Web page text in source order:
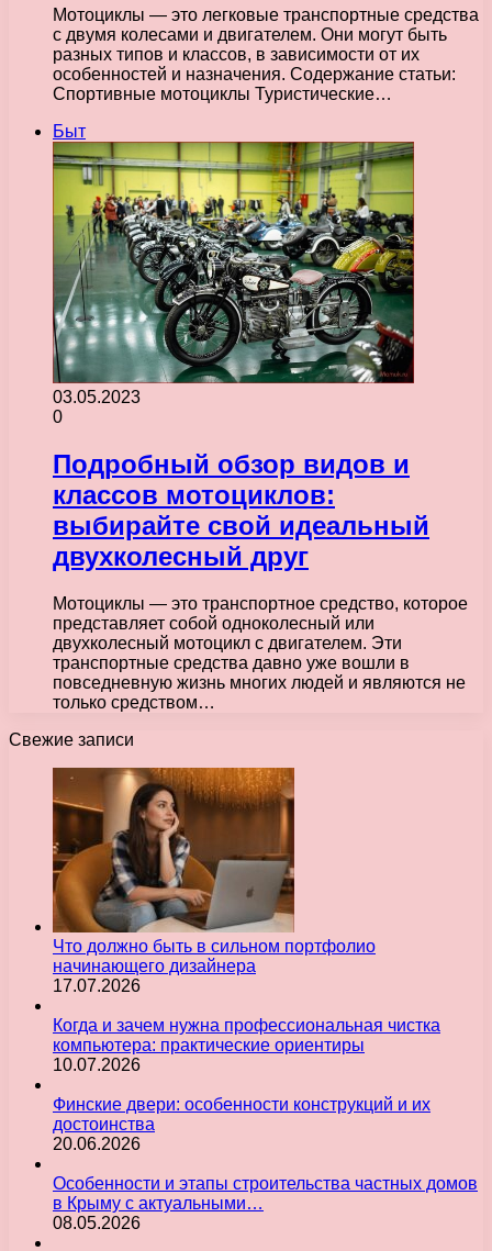
Мотоциклы — это легковые транспортные средства
с двумя колесами и двигателем. Они могут быть
разных типов и классов, в зависимости от их
особенностей и назначения. Содержание статьи:
Спортивные мотоциклы Туристические…
Быт
03.05.2023
0
Подробный обзор видов и
классов мотоциклов:
выбирайте свой идеальный
двухколесный друг
Мотоциклы — это транспортное средство, которое
представляет собой одноколесный или
двухколесный мотоцикл с двигателем. Эти
транспортные средства давно уже вошли в
повседневную жизнь многих людей и являются не
только средством…
Свежие записи
Что должно быть в сильном портфолио
начинающего дизайнера
17.07.2026
Когда и зачем нужна профессиональная чистка
компьютера: практические ориентиры
10.07.2026
Финские двери: особенности конструкций и их
достоинства
20.06.2026
Особенности и этапы строительства частных домов
в Крыму с актуальными…
08.05.2026